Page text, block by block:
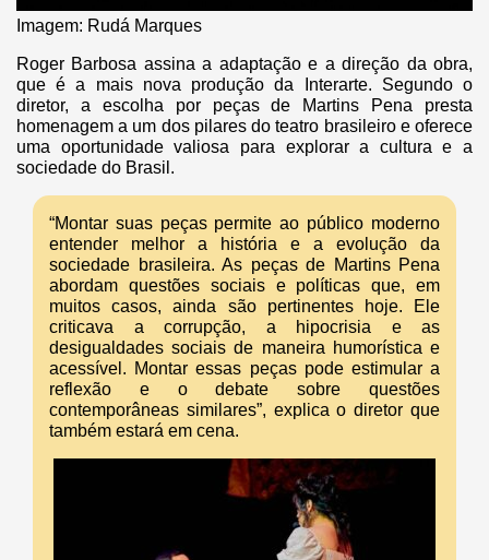
Imagem: Rudá Marques
Roger Barbosa assina a adaptação e a direção da obra,
que é a mais nova produção da Interarte. Segundo o
diretor, a escolha por peças de Martins Pena presta
homenagem a um dos pilares do teatro brasileiro e oferece
uma oportunidade valiosa para explorar a cultura e a
sociedade do Brasil.
“Montar suas peças permite ao público moderno
entender melhor a história e a evolução da
sociedade brasileira. As peças de Martins Pena
abordam questões sociais e políticas que, em
muitos casos, ainda são pertinentes hoje. Ele
criticava a corrupção, a hipocrisia e as
desigualdades sociais de maneira humorística e
acessível. Montar essas peças pode estimular a
reflexão e o debate sobre questões
contemporâneas similares”, explica o diretor que
também estará em cena.